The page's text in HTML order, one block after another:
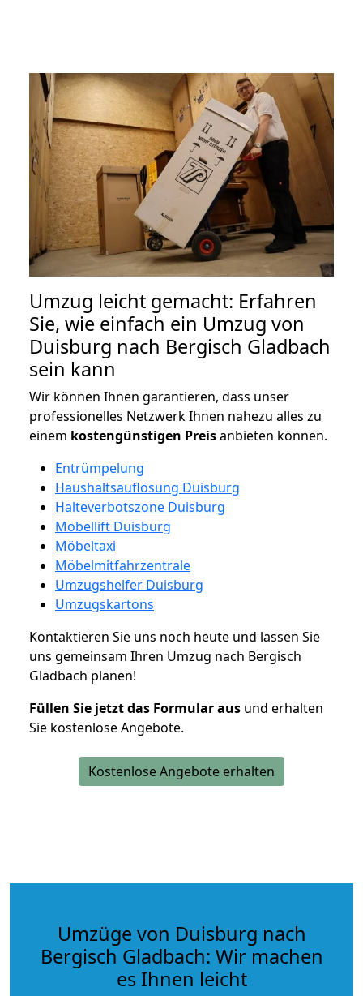
Umzug leicht gemacht: Erfahren
Sie, wie einfach ein Umzug von
Duisburg nach Bergisch Gladbach
sein kann
Wir können Ihnen garantieren, dass unser
professionelles Netzwerk Ihnen nahezu alles zu
einem kostengünstigen Preisanbieten können.
Entrümpelung
Haushaltsauflösung Duisburg
Halteverbotszone Duisburg
Möbellift Duisburg
Möbeltaxi
Möbelmitfahrzentrale
Umzugshelfer Duisburg
Umzugskartons
Kontaktieren Sie uns noch heute und lassen Sie
uns gemeinsam Ihren Umzug nach Bergisch
Gladbach planen!
Füllen Sie jetzt das Formular aus und erhalten
Sie kostenlose Angebote.
Kostenlose Angebote erhalten
Umzüge von Duisburg nach
Bergisch Gladbach: Wir machen
es Ihnen leicht